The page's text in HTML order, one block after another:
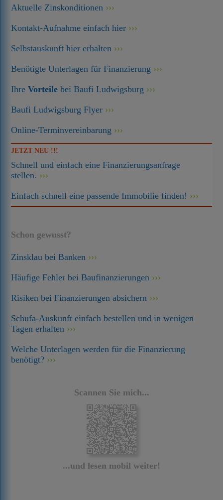
Aktuelle Zinskonditionen
Kontakt-Aufnahme einfach hier
Selbstauskunft hier erhalten
Benötigte Unterlagen für Finanzierung
IhreVorteile bei Baufi Ludwigsburg
Baufi Ludwigsburg Flyer
Online-Terminvereinbarung
JETZT NEU !!!
Schnell und einfach eine Finanzierungsanfrage
stellen.
Einfach schnell eine passende Immobilie finden!
Schon gewusst?
Zinsklau bei Banken
Häufige Fehler bei Baufinanzierungen
Risiken bei Finanzierungen absichern
Schufa-Auskunft einfach bestellen und in wenigen
Tagen erhalten
Welche Unterlagen werden für die Finanzierung
benötigt?
Scannen Sie mich...
...und lesen mobil weiter!